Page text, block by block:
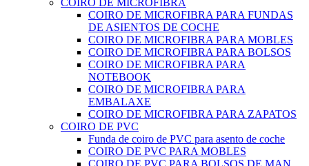
COIRO DE MICROFIBRA
COIRO DE MICROFIBRA PARA FUNDAS
DE ASIENTOS DE COCHE
COIRO DE MICROFIBRA PARA MOBLES
COIRO DE MICROFIBRA PARA BOLSOS
COIRO DE MICROFIBRA PARA
NOTEBOOK
COIRO DE MICROFIBRA PARA
EMBALAXE
COIRO DE MICROFIBRA PARA ZAPATOS
COIRO DE PVC
Funda de coiro de PVC para asento de coche
COIRO DE PVC PARA MOBLES
COIRO DE PVC PARA BOLSOS DE MAN